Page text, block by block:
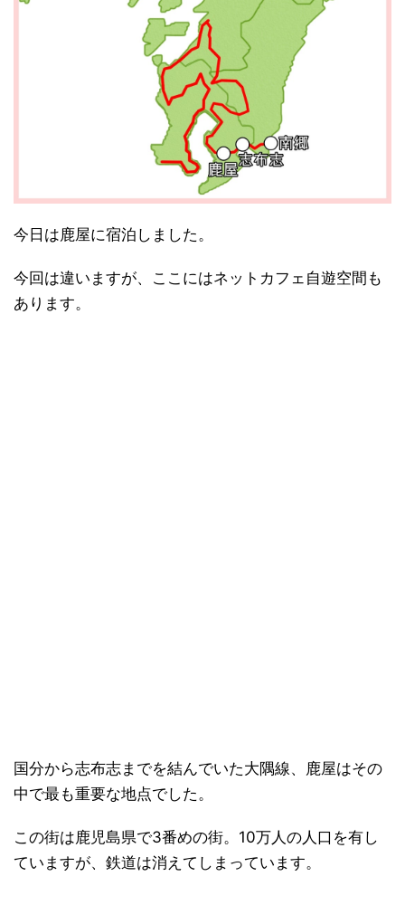
今日は鹿屋に宿泊しました。
今回は違いますが、ここにはネットカフェ自遊空間も
あります。
国分から志布志までを結んでいた大隅線、鹿屋はその
中で最も重要な地点でした。
この街は鹿児島県で3番めの街。10万人の人口を有し
ていますが、鉄道は消えてしまっています。